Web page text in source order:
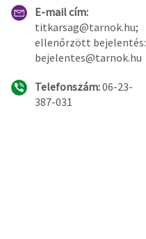
E-mail cím:
titkarsag@tarnok.hu;
ellenőrzött bejelentés:
bejelentes@tarnok.hu
Telefonszám:06-23-
387-031